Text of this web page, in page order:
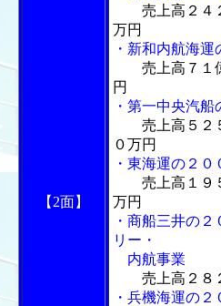
【2面】
売上高２４
万円
・新和内航海
売上高７１
円
・第一中央汽
売上高５２
０万円
・東海運の２
売上高１９
万円
・商船三井の
リー・
内航事業
売上高２８
・兵機海運の